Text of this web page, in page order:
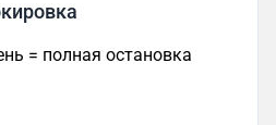
= полная остановка